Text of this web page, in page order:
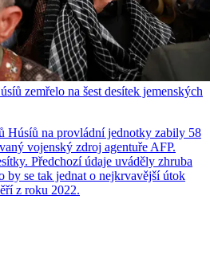
zemřelo na šest desítek jemenských
Húsíů na provládní jednotky zabily 58
vojenský zdroj agentuře AFP.
Předchozí údaje uváděly zhruba
se tak jednat o nejkrvavější útok
z roku 2022.